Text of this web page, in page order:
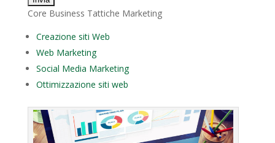
Core Business Tattiche Marketing
Creazione siti Web
Web Marketing
Social Media Marketing
Ottimizzazione siti web